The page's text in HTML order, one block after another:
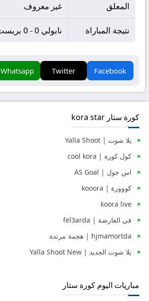
المعلق غير معروف
نتيجة المباراة نابولي 0 - 0 بريست
Facebook
Twitter
Whatsapp
كورة ستار kora star
يلا شوت | Yalla Shoot
كول كورة | cool kora
اس جول | AS Goal
كووورة | kooora
koora live
في العارضة | fel3arda
hjmamortda | هجمة مرتدة
يلا شوت الجديد | Yalla Shoot New
مباريات اليوم كورة ستار